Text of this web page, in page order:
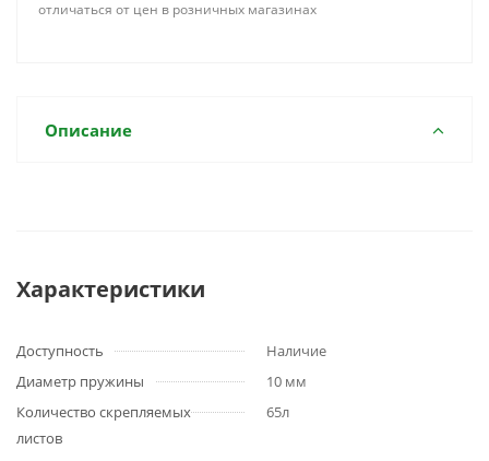
отличаться от цен в розничных магазинах
Описание
Характеристики
Доступность
Наличие
Диаметр пружины
10 мм
Количество скрепляемых
листов
65л